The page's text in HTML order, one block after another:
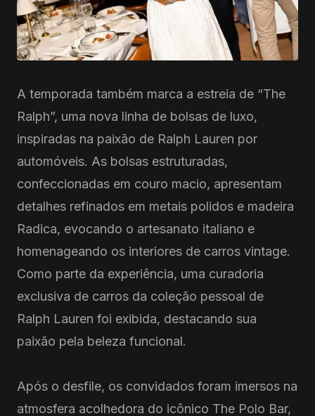
A temporada também marca a estreia de “The
Ralph”, uma nova linha de bolsas de luxo,
inspiradas na paixão de Ralph Lauren por
automóveis. As bolsas estruturadas,
confeccionadas em couro macio, apresentam
detalhes refinados em metais polidos e madeira
Radica, evocando o artesanato italiano e
homenageando os interiores de carros vintage.
Como parte da experiência, uma curadoria
exclusiva de carros da coleção pessoal de
Ralph Lauren foi exibida, destacando sua
paixão pela beleza funcional.
Após o desfile, os convidados foram imersos na
atmosfera acolhedora do icônico The Polo Bar,